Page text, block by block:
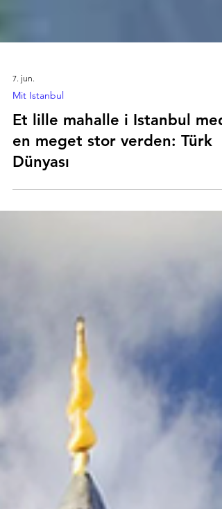
7. jun.
Mit Istanbul
Et lille mahalle i Istanbul med
en meget stor verden: Türk